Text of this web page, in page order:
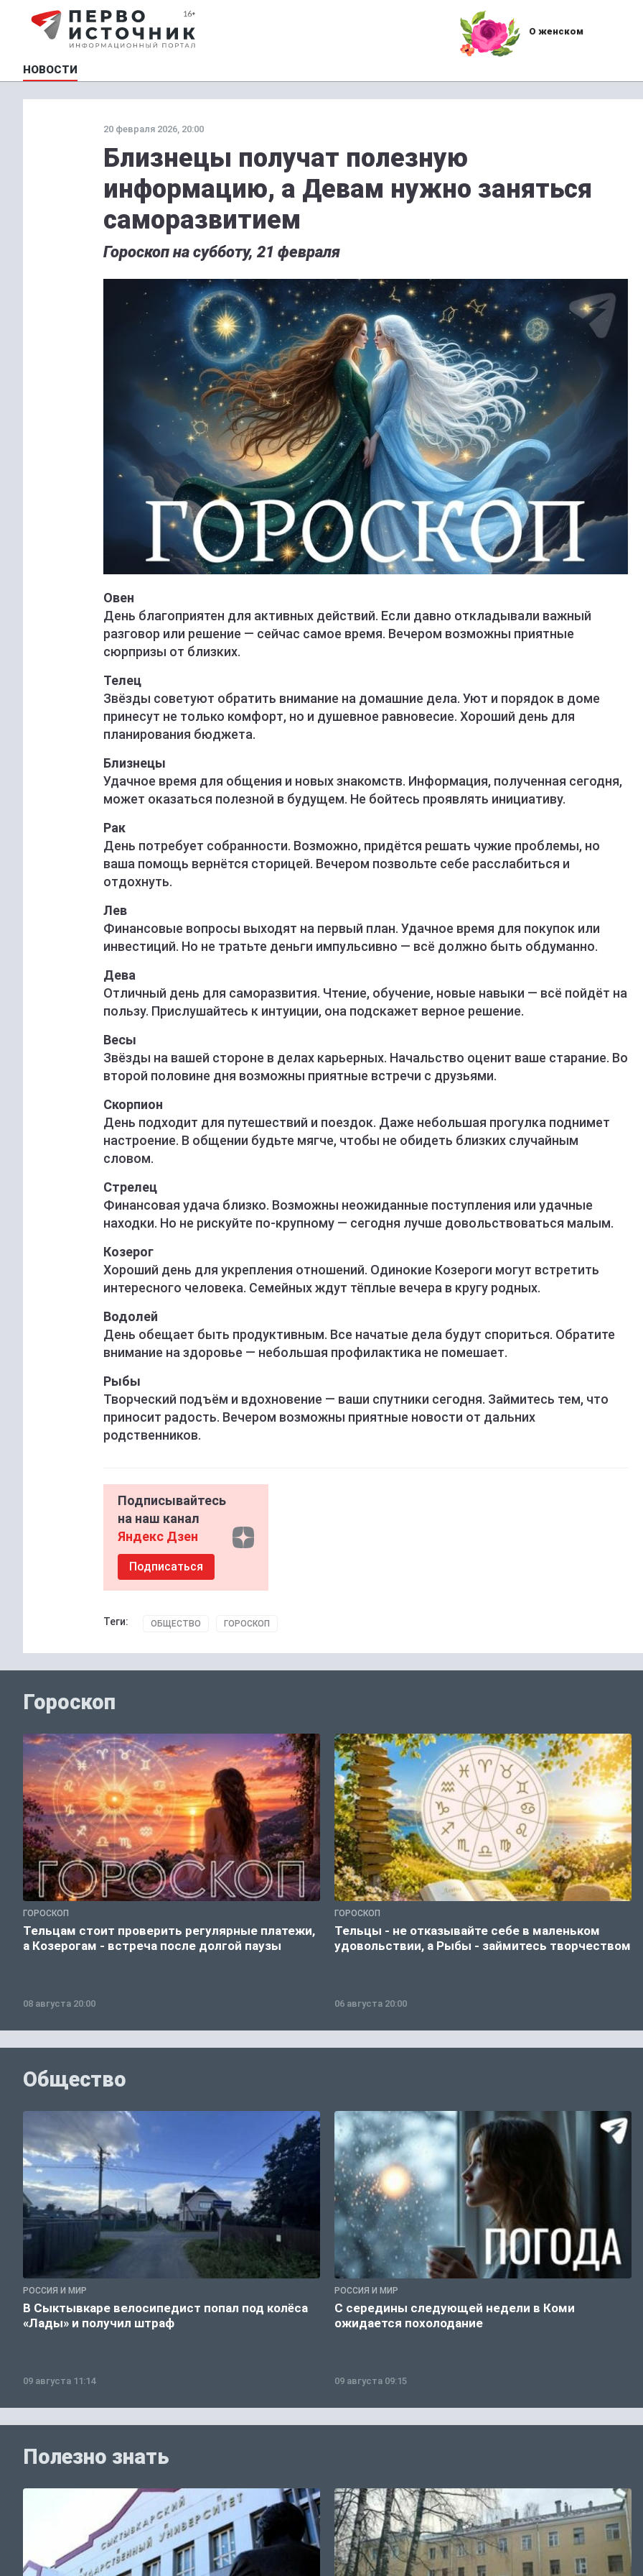
О женском
НОВОСТИ
20 февраля 2026, 20:00
Близнецы получат полезную
информацию, а Девам нужно заняться
саморазвитием
Гороскоп на субботу, 21 февраля
Овен
День благоприятен для активных действий. Если давно откладывали важный
разговор или решение — сейчас самое время. Вечером возможны приятные
сюрпризы от близких.
Телец
Звёзды советуют обратить внимание на домашние дела. Уют и порядок в доме
принесут не только комфорт, но и душевное равновесие. Хороший день для
планирования бюджета.
Близнецы
Удачное время для общения и новых знакомств. Информация, полученная сегодня,
может оказаться полезной в будущем. Не бойтесь проявлять инициативу.
Рак
День потребует собранности. Возможно, придётся решать чужие проблемы, но
ваша помощь вернётся сторицей. Вечером позвольте себе расслабиться и
отдохнуть.
Лев
Финансовые вопросы выходят на первый план. Удачное время для покупок или
инвестиций. Но не тратьте деньги импульсивно — всё должно быть обдуманно.
Дева
Отличный день для саморазвития. Чтение, обучение, новые навыки — всё пойдёт на
пользу. Прислушайтесь к интуиции, она подскажет верное решение.
Весы
Звёзды на вашей стороне в делах карьерных. Начальство оценит ваше старание. Во
второй половине дня возможны приятные встречи с друзьями.
Скорпион
День подходит для путешествий и поездок. Даже небольшая прогулка поднимет
настроение. В общении будьте мягче, чтобы не обидеть близких случайным
словом.
Стрелец
Финансовая удача близко. Возможны неожиданные поступления или удачные
находки. Но не рискуйте по-крупному — сегодня лучше довольствоваться малым.
Козерог
Хороший день для укрепления отношений. Одинокие Козероги могут встретить
интересного человека. Семейных ждут тёплые вечера в кругу родных.
Водолей
День обещает быть продуктивным. Все начатые дела будут спориться. Обратите
внимание на здоровье — небольшая профилактика не помешает.
Рыбы
Творческий подъём и вдохновение — ваши спутники сегодня. Займитесь тем, что
приносит радость. Вечером возможны приятные новости от дальних
родственников.
Подписывайтесь
на наш канал
Яндекс Дзен
Подписаться
Теги: ОБЩЕСТВО ГОРОСКОП
Гороскоп
ГОРОСКОП
Тельцам стоит проверить регулярные платежи,
а Козерогам - встреча после долгой паузы
08 августа 20:00
ГОРОСКОП
Тельцы - не отказывайте себе в маленьком
удовольствии, а Рыбы - займитесь творчеством
06 августа 20:00
Общество
РОССИЯ И МИР
В Сыктывкаре велосипедист попал под колёса
«Лады» и получил штраф
09 августа 11:14
РОССИЯ И МИР
С середины следующей недели в Коми
ожидается похолодание
09 августа 09:15
Полезно знать